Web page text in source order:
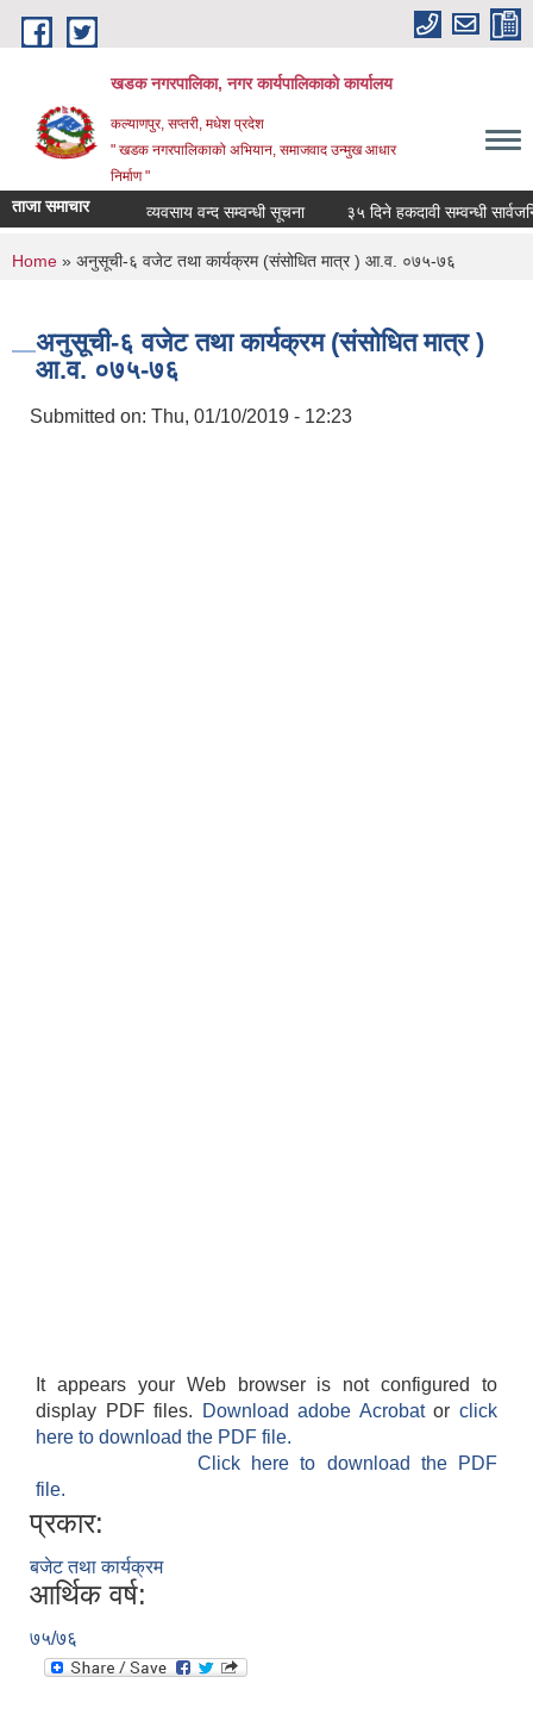
Skip to main content
खडक नगरपालिका, नगर कार्यपालिकाकाे कार्यालय
कल्याणपुर, सप्तरी, मधेश प्रदेश
" खडक नगरपालिकाको अभियान, समाजवाद उन्मुख आधार
निर्माण "
ताजा समाचार व्यवसाय वन्द सम्वन्धी सूचना ३५ दिने हकदावी सम्वन्धी
You are here
Home » अनुसूची-६ वजेट तथा कार्यक्रम (संसोधित मात्र ) आ.व. ०७५-७६
अनुसूची-६ वजेट तथा कार्यक्रम (संसोधित मात्र )
आ.व. ०७५-७६
Submitted on: Thu, 01/10/2019 - 12:23
It appears your Web browser is not configured to
display PDF files.
Download adobe Acrobatorclick
here to download the PDF file.
Click here to download the PDF
file.
प्रकार:
बजेट तथा कार्यक्रम
आर्थिक वर्ष:
७५/७६